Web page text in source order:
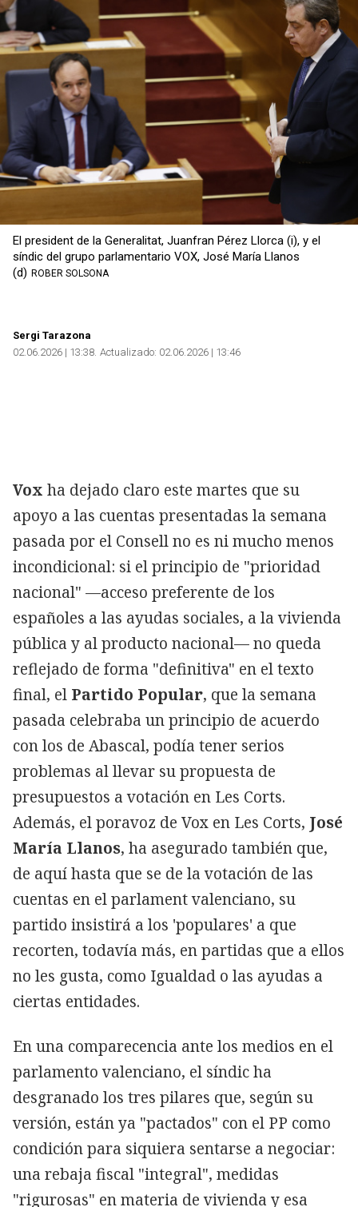
Copiar
El president de la Generalitat, Juanfran Pérez Llorca (i), y el
síndic del grupo parlamentario VOX, José María Llanos
(d) ROBER SOLSONA
Sergi Tarazona
02.06.2026 | 13:38 Actualizado: 02.06.2026 | 13:46
Vox ha dejado claro este martes que su
apoyo a las cuentas presentadas la semana
pasada por el Consell no es ni mucho menos
incondicional: si el principio de "prioridad
nacional" —acceso preferente de los
españoles a las ayudas sociales, a la vivienda
pública y al producto nacional— no queda
reflejado de forma "definitiva" en el texto
final, el Partido Popular, que la semana
pasada celebraba un principio de acuerdo
con los de Abascal, podía tener serios
problemas al llevar su propuesta de
presupuestos a votación en Les Corts.
Además, el poravoz de Vox en Les Corts, José
María Llanos, ha asegurado también que,
de aquí hasta que se de la votación de las
cuentas en el parlament valenciano, su
partido insistirá a los 'populares' a que
recorten, todavía más, en partidas que a ellos
no les gusta, como Igualdad o las ayudas a
ciertas entidades.
En una comparecencia ante los medios en el
parlamento valenciano, el síndic ha
desgranado los tres pilares que, según su
versión, están ya "pactados" con el PP como
condición para siquiera sentarse a negociar:
una rebaja fiscal "integral", medidas
"rigurosas" en materia de vivienda y esa